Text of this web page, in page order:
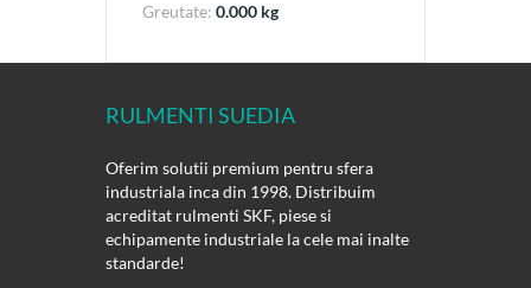
Greutate: 0.000 kg
RULMENTI SUEDIA
Oferim solutii premium pentru sfera
industriala inca din 1998. Distribuim
acreditat rulmenti SKF, piese si
echipamente industriale la cele mai inalte
standarde!